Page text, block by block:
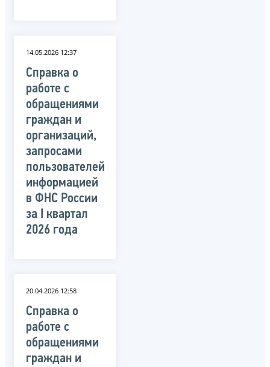
14.05.2026 12:37
Справка о
работе с
обращениями
граждан и
организаций,
запросами
пользователей
информацией
в ФНС России
за I квартал
2026 года
20.04.2026 12:58
Справка о
работе с
обращениями
граждан и